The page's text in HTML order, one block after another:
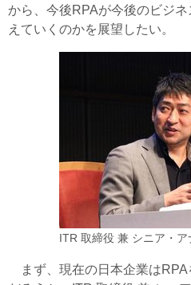
から、今後RPAが今後のビジ
えていくのかを展望したい。
ITR 取締役 兼 シニア・
まず、現在の日本企業はRPA